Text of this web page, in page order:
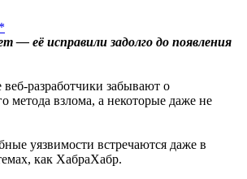
*
— её исправили задолго до появления
разработчики забывают о
метода взлома, а некоторые даже не
уязвимости встречаются даже в
как ХабраХабр.